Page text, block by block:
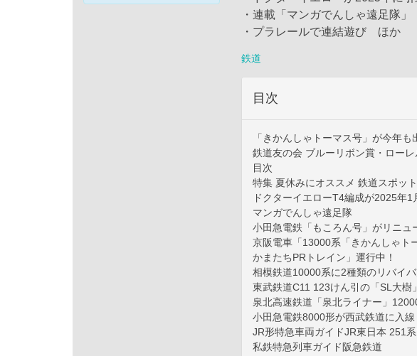
・連載「マンガでんしゃ遠足隊」
・プラレールで連結遊び ほか
鉄道
目次
「きかんしゃトーマス号」が今年も
鉄道友の会 ブルーリボン賞・ローレ
目次
特集 夏休みにオススメ 鉄道スポット
ドクターイエローT4編成が2025年1
マンガでんしゃ遠足隊
小田急電鉄「もころん号」がリニュ
京阪電車「13000系「きかんしゃト
かまたちPRトレイン」運行中！
相模鉄道10000系に2種類のリバイバ
東武鉄道C11 123けん引の「SL大樹
泉北高速鉄道「泉北ライナー」
小田急電鉄8000形が西武鉄道に入線
JR形特急車両ガイドJR東日本 251
私鉄特急列車ガイド阪急鉄道